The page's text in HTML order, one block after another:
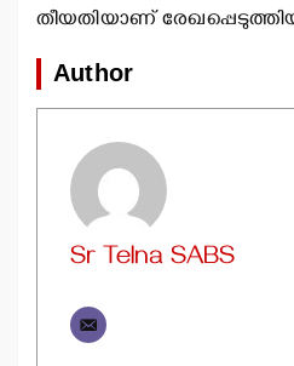
തീയതിയാണ്
Author
Sr Telna SABS